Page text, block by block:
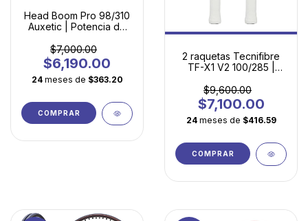
Head Boom Pro 98/310
Auxetic | Potencia de
Milimétrico
$7,000.00
$6,190.00
24 meses de $363.20
COMPRAR
2 raquetas Tecnifibre
TF-X1 V2 100/285 |
Jugadores en
Evolución
$9,600.00
$7,100.00
24 meses de $416.59
COMPRAR